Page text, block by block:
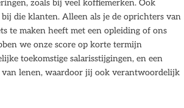
zoals bij veel koffiemerken. Ook
die klanten. Alleen als je de oprichters van
te maken heeft met een opleiding of ons
we onze score op korte termijn
toekomstige salarisstijgingen, en een
van lenen, waardoor jij ook verantwoordelijk